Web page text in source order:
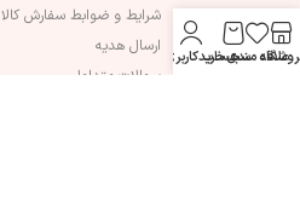
درباره ما
قوانین و مقرارات
شرایط و ضوابط سفارش کالا
ارسال هدیه
سوالات متداول
علاقه مندیسبد خرید
حساب کاربری من